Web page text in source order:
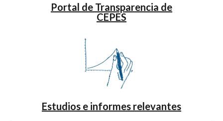
Portal de Transparencia de
CEPES
Estudios e informes relevantes